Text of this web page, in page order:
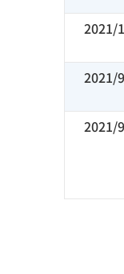
2021/
2021/
2021/